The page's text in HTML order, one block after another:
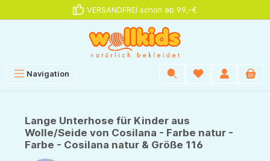
VERSANDFREI schon ab 99,-€
Navigation
Lange Unterhose für Kinder aus
Wolle/Seide von Cosilana - Farbe natur -
Farbe - Cosilana natur & Größe 116